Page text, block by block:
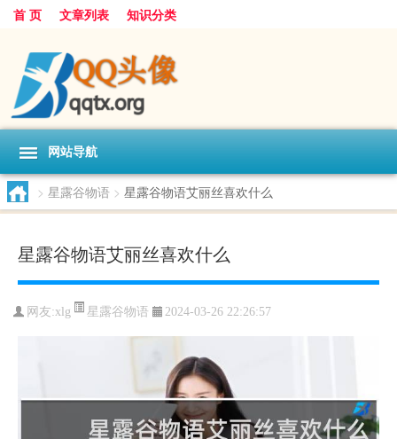
首 页 文章列表 知识分类
网站导航
> 星露谷物语 > 星露谷物语艾丽丝喜欢什么
星露谷物语艾丽丝喜欢什么
网友:xlg 星露谷物语 2024-03-26 22:26:57